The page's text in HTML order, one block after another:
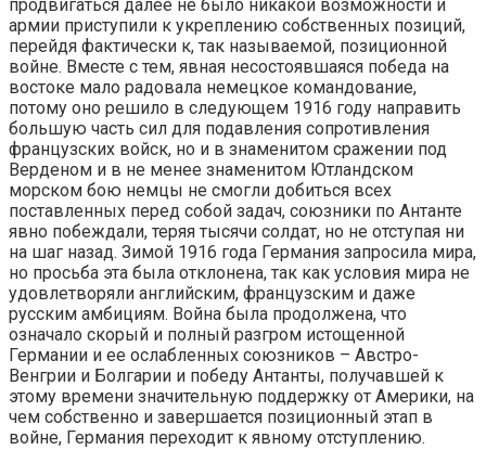
продвигаться далее не было никакой возможности и
армии приступили к укреплению собственных позиций,
перейдя фактически к, так называемой, позиционной
войне. Вместе с тем, явная несостоявшаяся победа на
востоке мало радовала немецкое командование,
потому оно решило в следующем 1916 году направить
большую часть сил для подавления сопротивления
французских войск, но и в знаменитом сражении под
Верденом и в не менее знаменитом Ютландском
морском бою немцы не смогли добиться всех
поставленных перед собой задач, союзники по Антанте
явно побеждали, теряя тысячи солдат, но не отступая ни
на шаг назад. Зимой 1916 года Германия запросила мира,
но просьба эта была отклонена, так как условия мира не
удовлетворяли английским, французским и даже
русским амбициям. Война была продолжена, что
означало скорый и полный разгром истощенной
Германии и ее ослабленных союзников – Австро-
Венгрии и Болгарии и победу Антанты, получавшей к
этому времени значительную поддержку от Америки, на
чем собственно и завершается позиционный этап в
войне, Германия переходит к явному отступлению.